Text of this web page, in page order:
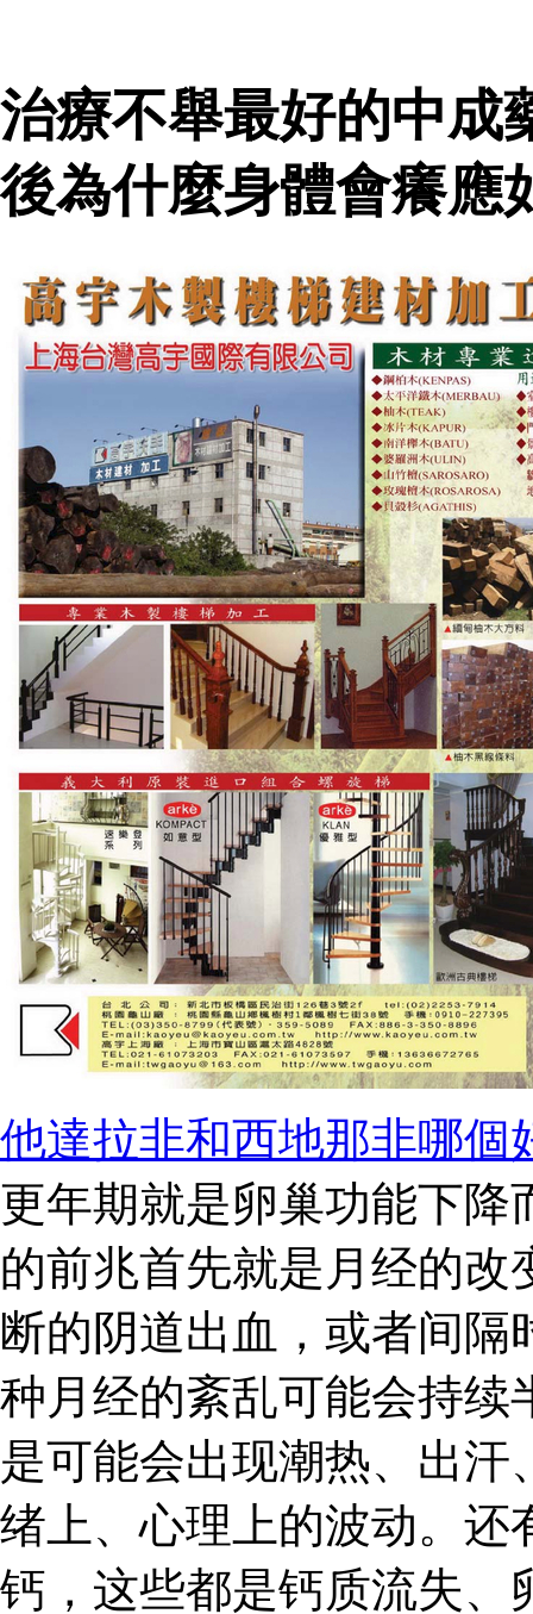
治療不舉最好的中成
後為什麼身體會癢應
他達拉非和西地那非哪個
更年期就是卵巢功能下降
的前兆首先就是月经的
断的阴道出血，或者间
种月经的紊乱可能会持续
是可能会出现潮热、出
绪上、心理上的波动。还
钙，这些都是钙质流失、